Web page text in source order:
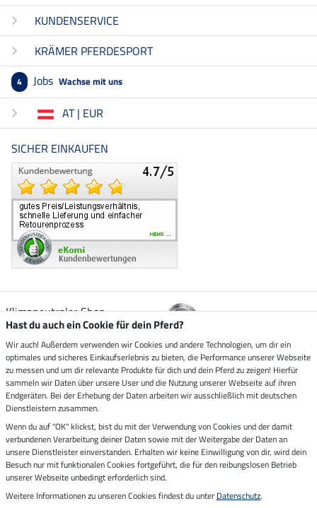
KUNDENSERVICE
KRÄMER PFERDESPORT
4 Jobs Wachse mit uns
AT | EUR
SICHER EINKAUFEN
Klimaneutraler Shop
Zustellung durch
Sicher bezahlen mit
Vorkasse
Impressum
Letzte Aktualisierung am 08.08.2026 um 03:00
Hast du auch ein Cookie für dein Pferd?
Wir auch! Außerdem verwenden wir Cookies und andere Technologien, um dir ein
optimales und sicheres Einkaufserlebnis zu bieten, die Performance unserer Webseite
zu messen und um dir relevante Produkte für dich und dein Pferd zu zeigen! Hierfür
sammeln wir Daten über unsere User und die Nutzung unserer Webseite auf ihren
Endgeräten. Bei der Erhebung der Daten arbeiten wir ausschließlich mit deutschen
Dienstleistern zusammen.
Wenn du auf "OK" klickst, bist du mit der Verwendung von Cookies und der damit
verbundenen Verarbeitung deiner Daten sowie mit der Weitergabe der Daten an
unsere Dienstleister einverstanden. Erhalten wir keine Einwilligung von dir, wird dein
Besuch nur mit funktionalen Cookies fortgeführt, die für den reibungslosen Betrieb
unserer Webseite unbedingt erforderlich sind.
Weitere Informationen zu unseren Cookies findest du unter Datenschutz.